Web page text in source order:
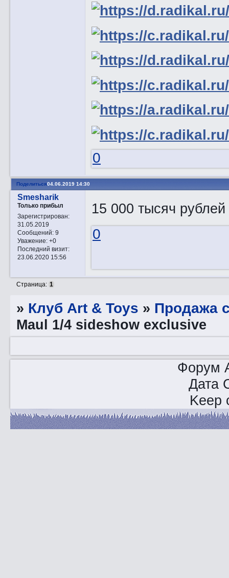
0
Поделиться04.06.2019 14:30
Smesharik
Только прибыл
Зарегистрирован:
31.05.2019
Сообщений:9
Уважение: +0
Последний визит:
23.06.2020 15:56
15 000 тысяч рублей
0
Страница: 1
» Клуб Art & Toys » Продажа
Maul 1/4 sideshow exclusive
Форум
Дата
Keep